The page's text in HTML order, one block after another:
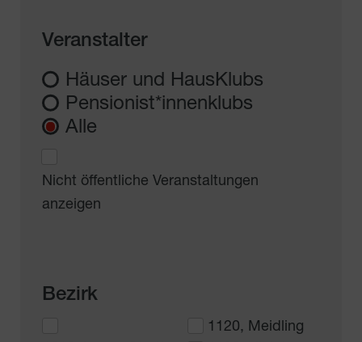
Veranstalter
Häuser und HausKlubs
Pensionist*innenklubs
Alle
Nicht öffentliche Veranstaltungen
anzeigen
Bezirk
1120, Meidling